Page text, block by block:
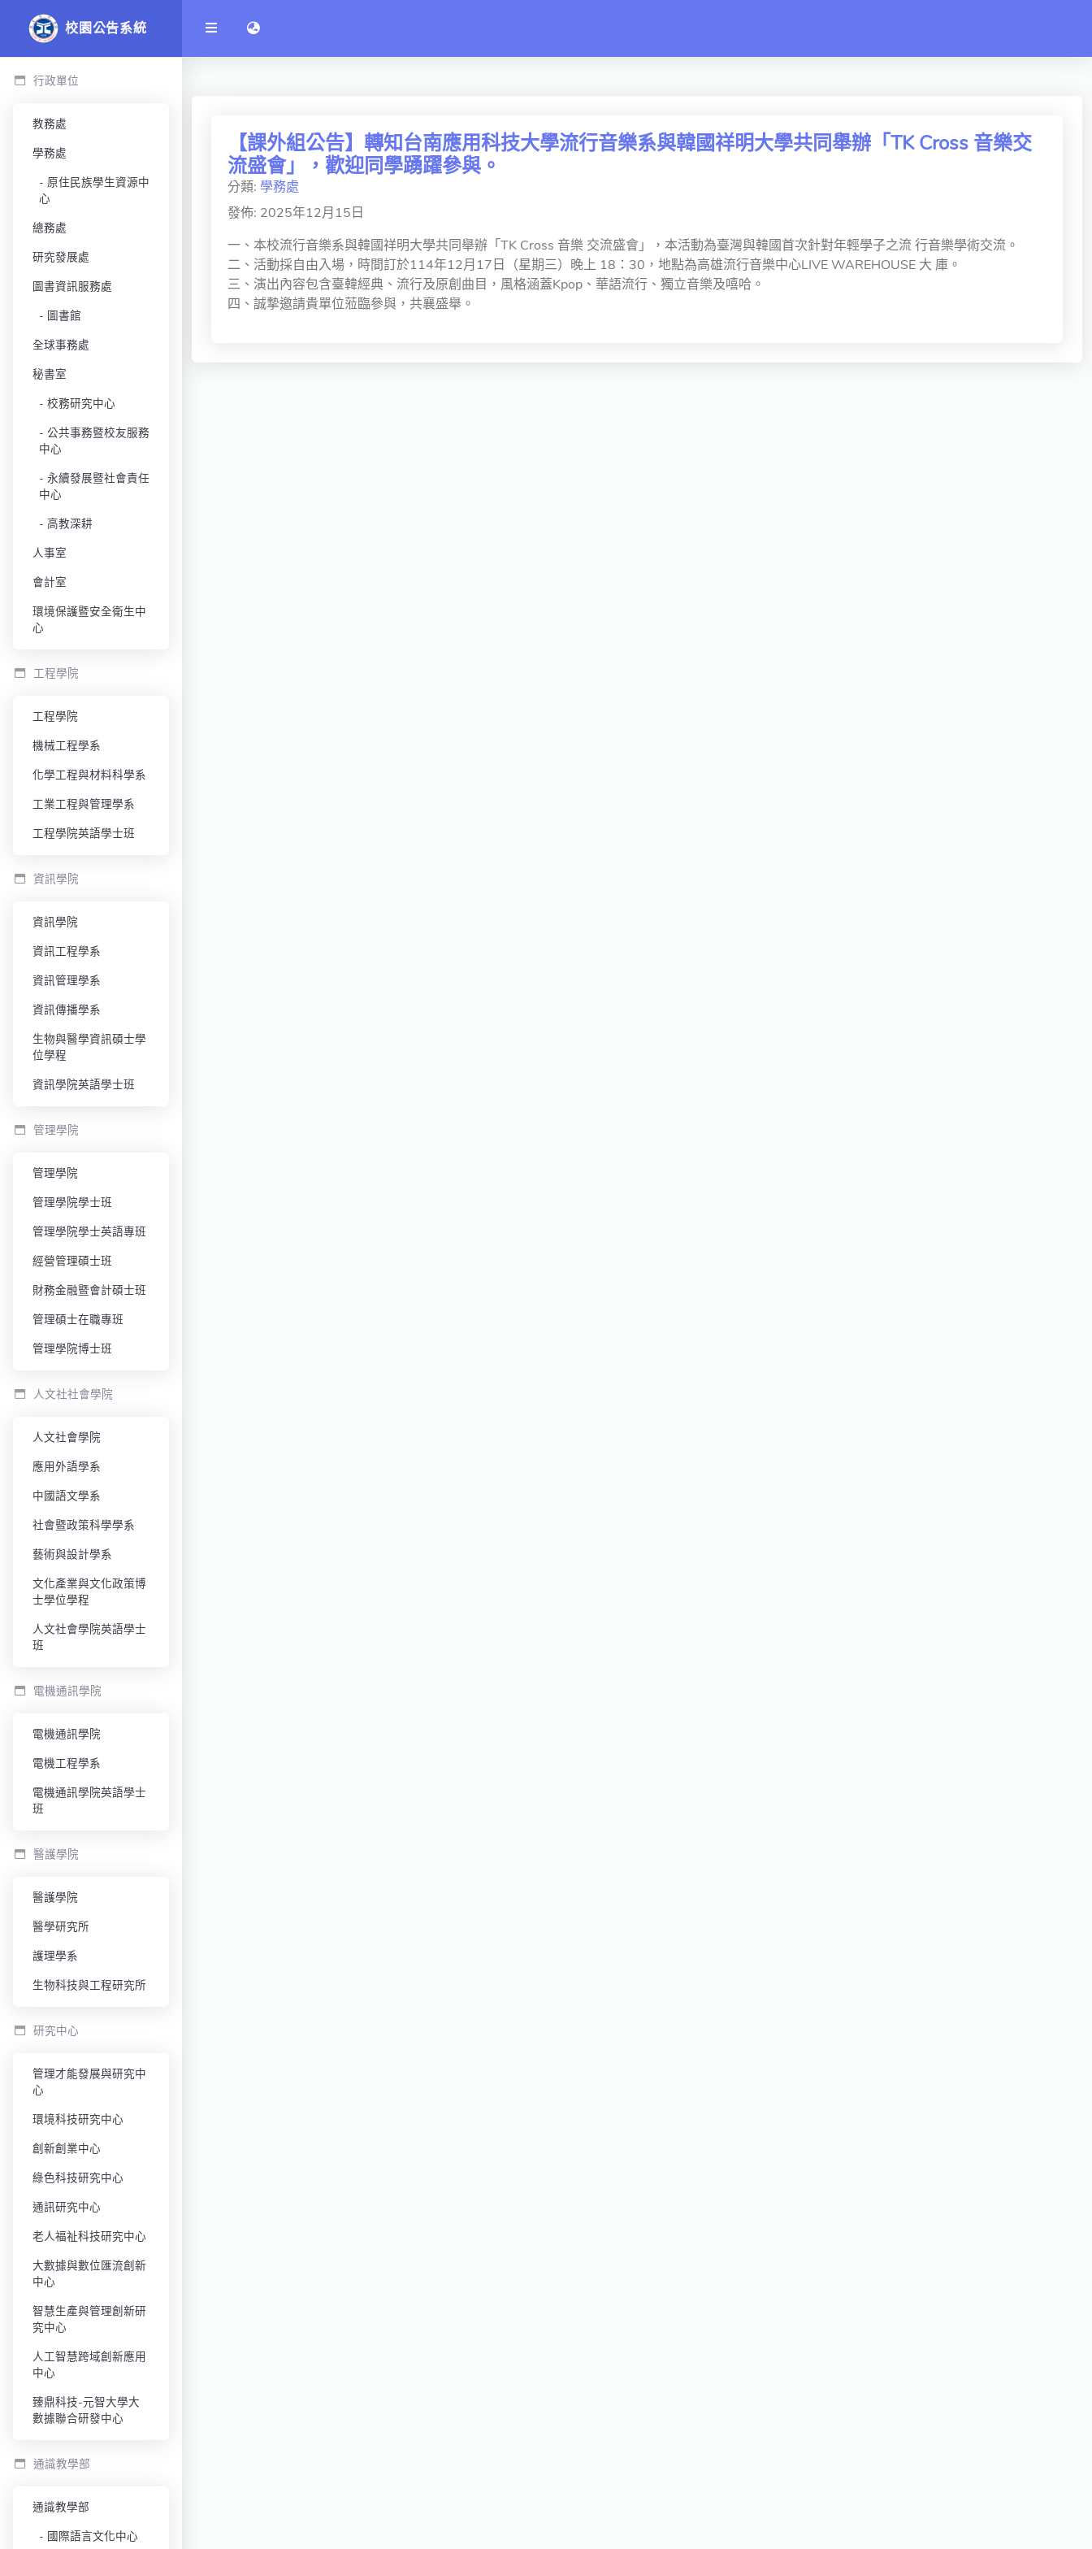
校園公告系統
行政單位
教務處
學務處
原住民族學生資源中
心
總務處
研究發展處
圖書資訊服務處
圖書館
全球事務處
秘書室
校務研究中心
公共事務暨校友服務
中心
永續發展暨社會責任
中心
高教深耕
人事室
會計室
環境保護暨安全衛生中
心
工程學院
工程學院
機械工程學系
化學工程與材料科學系
工業工程與管理學系
工程學院英語學士班
資訊學院
資訊學院
資訊工程學系
資訊管理學系
資訊傳播學系
生物與醫學資訊碩士學
位學程
資訊學院英語學士班
管理學院
管理學院
管理學院學士班
管理學院學士英語專班
經營管理碩士班
財務金融暨會計碩士班
管理碩士在職專班
管理學院博士班
人文社社會學院
人文社會學院
應用外語學系
中國語文學系
社會暨政策科學學系
藝術與設計學系
文化產業與文化政策博
士學位學程
人文社會學院英語學士
班
電機通訊學院
電機通訊學院
電機工程學系
電機通訊學院英語學士
班
醫護學院
醫護學院
醫學研究所
護理學系
生物科技與工程研究所
研究中心
管理才能發展與研究中
心
環境科技研究中心
創新創業中心
綠色科技研究中心
通訊研究中心
老人福祉科技研究中心
大數據與數位匯流創新
中心
智慧生產與管理創新研
究中心
人工智慧跨域創新應用
中心
臻鼎科技-元智大學大
數據聯合研發中心
通識教學部
通識教學部
國際語言文化中心
語言切換 language switch
【課外組公告】轉知台南應用科技大學流行音樂系與韓國祥明大學共同舉辦「TK Cross 音樂交
流盛會」，歡迎同學踴躍參與。
分類: 學務處
發佈: 2025年12月15日
一、本校流行音樂系與韓國祥明大學共同舉辦「TK Cross 音樂 交流盛會」，本活動為臺灣與韓國首次針對年輕學子之流 行音樂學術交流。
二、活動採自由入場，時間訂於114年12月17日（星期三）晚上 18：30，地點為高雄流行音樂中心LIVE WAREHOUSE 大 庫。
三、演出內容包含臺韓經典、流行及原創曲目，風格涵蓋Kpop、華語流行、獨立音樂及嘻哈。
四、誠摯邀請貴單位蒞臨參與，共襄盛舉。